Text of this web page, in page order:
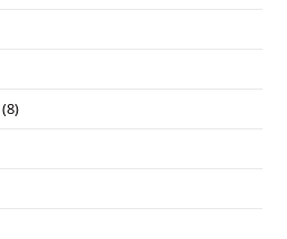
(8)